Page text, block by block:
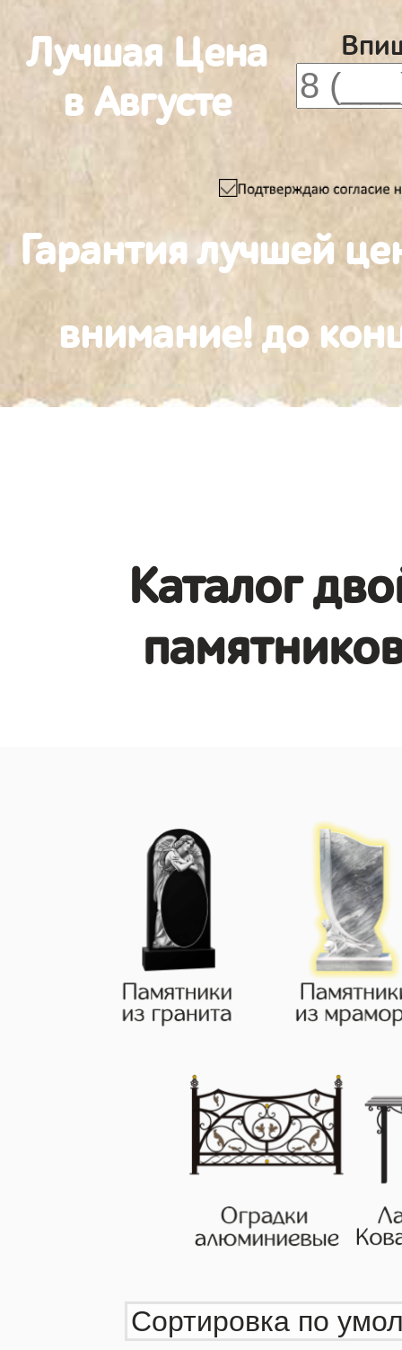
Лучшая Цена
в Августе
Гарантия лучшей
внимание! до
Каталог